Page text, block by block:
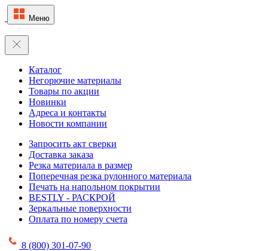
Меню
Каталог
Негорючие материалы
Товары по акции
Новинки
Адреса и контакты
Новости компании
Запросить акт сверки
Доставка заказа
Резка материала в размер
Поперечная резка рулонного материала
Печать на напольном покрытии
BESTLY - РАСКРОЙ
Зеркальные поверхности
Оплата по номеру счета
8 (800) 301-07-90